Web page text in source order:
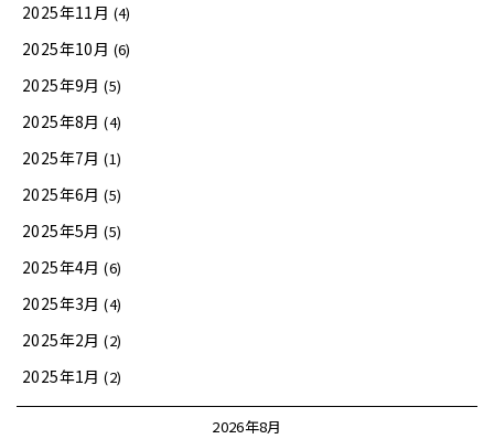
2025年11月 (4)
2025年10月 (6)
2025年9月 (5)
2025年8月 (4)
2025年7月 (1)
2025年6月 (5)
2025年5月 (5)
2025年4月 (6)
2025年3月 (4)
2025年2月 (2)
2025年1月 (2)
2026年8月